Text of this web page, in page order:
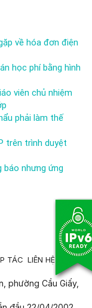
về hóa đơn điện
học phí bằng hình
viên chủ nhiệm
phải làm thế
trên trình duyệt
báo nhưng ứng
TÁC LIÊN HỆ
phường Cầu Giấy,